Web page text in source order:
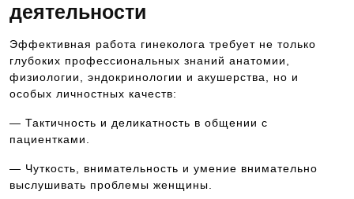
деятельности
Эффективная работа гинеколога требует не только
глубоких профессиональных знаний анатомии,
физиологии, эндокринологии и акушерства, но и
особых личностных качеств:
— Тактичность и деликатность в общении с
пациентками.
— Чуткость, внимательность и умение внимательно
выслушивать проблемы женщины.